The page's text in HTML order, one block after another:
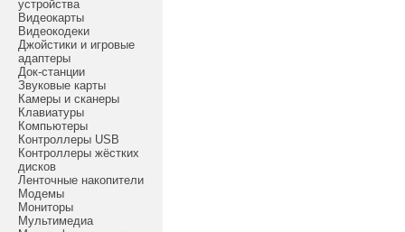
устройства
Видеокарты
Видеокодеки
Джойстики и игровые
адаптеры
Док-станции
Звуковые карты
Камеры и сканеры
Клавиатуры
Компьютеры
Контроллеры USB
Контроллеры жёстких
дисков
Ленточные накопители
Модемы
Мониторы
Мультимедиа